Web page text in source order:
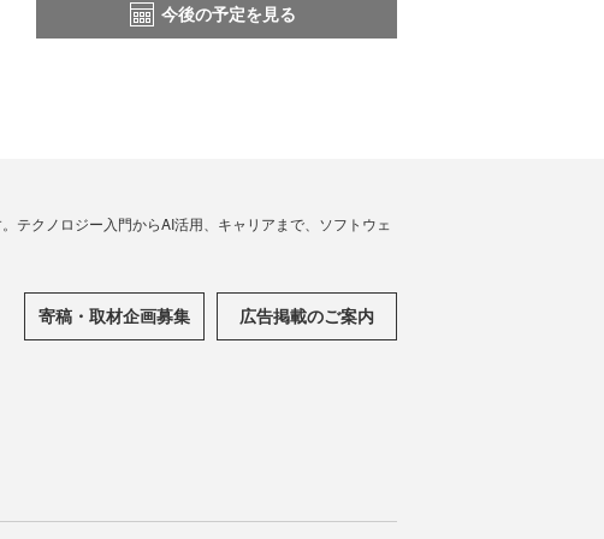
今後の予定を見る
テクノロジー入門からAI活用、キャリアまで、ソフトウェ
寄稿・取材企画募集 広告掲載のご案内